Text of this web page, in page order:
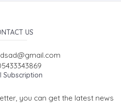
US
Subscription
you can get the latest news